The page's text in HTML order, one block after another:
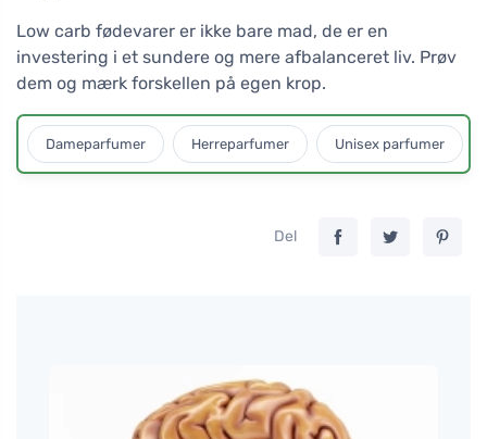
Low carb fødevarer er ikke bare mad, de er en
investering i et sundere og mere afbalanceret liv. Prøv
dem og mærk forskellen på egen krop.
Dameparfumer Herreparfumer Unisex parfumer
Del